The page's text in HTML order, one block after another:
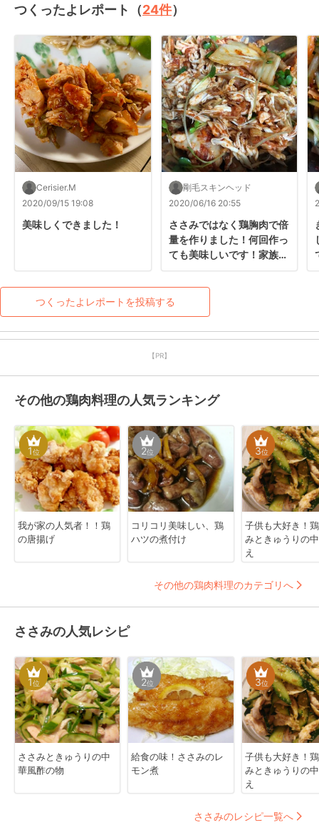
つくったよレポート（24件）
Cerisier.M
2020/09/15 19:08
美味しくできました！
剛毛スキンヘッド
2020/06/16 20:55
ささみではなく鶏胸肉で倍
量を作りました！何回作っ
ても美味しいです！家族で
つくったよレポートを投稿する
【PR】
その他の鶏肉料理の人気ランキング
1位
我が家の人気者！！鶏
の唐揚げ
2位
コリコリ美味しい、鶏
ハツの煮付け
3位
子供も大好き！
みときゅうりの
え
その他の鶏肉料理のカテゴリへ
ささみの人気レシピ
1位
ささみときゅうりの中
華風酢の物
2位
給食の味！ささみのレ
モン煮
3位
子供も大好き！
みときゅうりの
え
ささみのレシピ一覧へ